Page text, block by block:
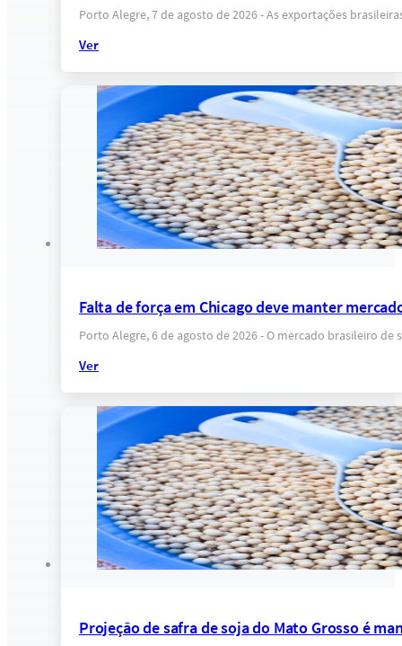
Porto Alegre, 7 de agosto de 2026 - As exportações
Ver
Falta de força em Chicago deve manter
Porto Alegre, 6 de agosto de 2026 - O mercado brasileiro
Ver
Projeção de safra de soja do Mato Grosso é